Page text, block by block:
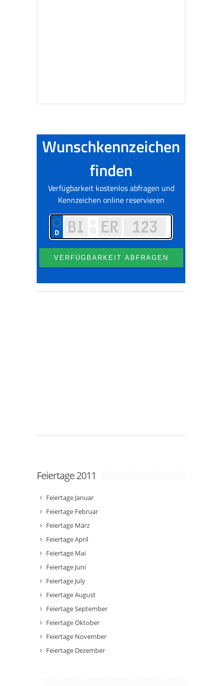
Feiertage 2011
Feiertage Januar
Feiertage Februar
Feiertage März
Feiertage April
Feiertage Mai
Feiertage Juni
Feiertage July
Feiertage August
Feiertage September
Feiertage Oktober
Feiertage November
Feiertage Dezember